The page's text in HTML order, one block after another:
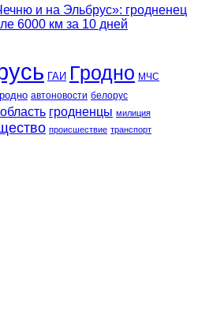
и на Эльбрус»: гродненец
6000 км за 10 дней
ГАИ Гродно МЧС
автоновости белорус
гродненцы милиция
происшествие транспорт